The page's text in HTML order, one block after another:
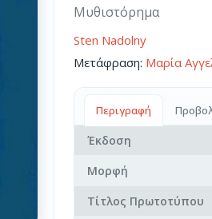
Μυθιστόρημα
Sten Nadolny
Μετάφραση: Μαρία
Περιγραφή
Έκδοση
Μορφή
Τίτλος Πρωτοτύπου